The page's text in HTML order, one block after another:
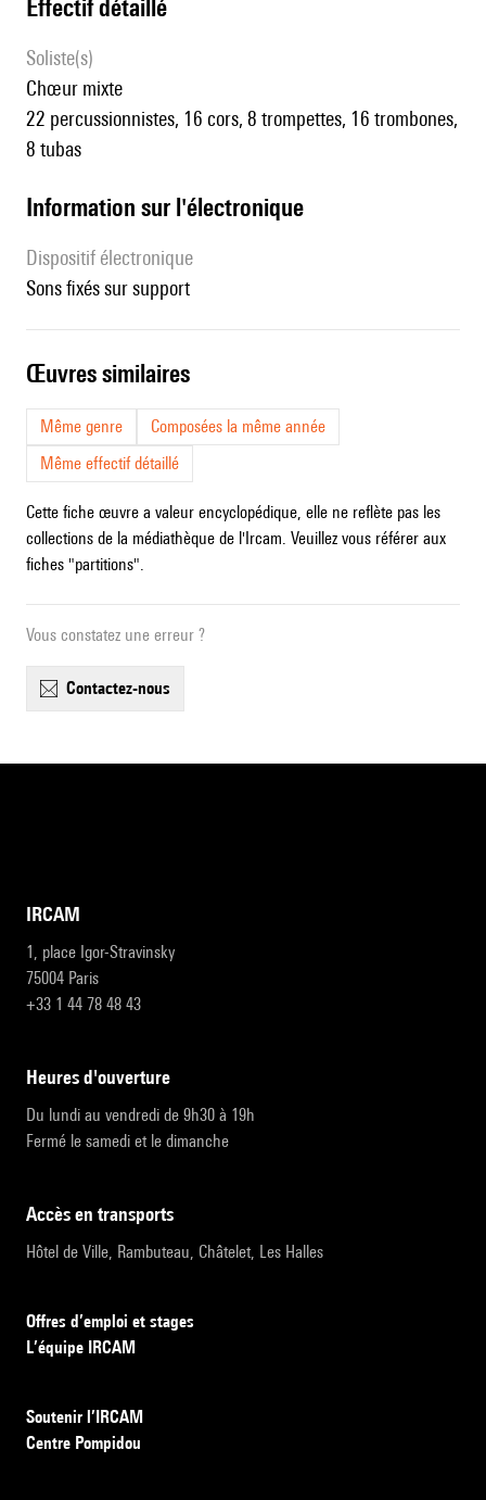
effectif détaillé
Soliste(s)
chœur mixte
22 percussionnistes, 16 cors, 8 trompettes, 16 trombones,
8 tubas
Information sur l'électronique
Dispositif électronique
sons fixés sur support
œuvres similaires
Même genre
Composées la même année
Même effectif détaillé
Cette fiche œuvre a valeur encyclopédique, elle ne reflète pas les
collections de la médiathèque de l'Ircam. Veuillez vous référer aux
fiches "partitions".
Vous constatez une erreur ?
contactez-nous
IRCAM
1, place Igor-Stravinsky
75004 Paris
+33 1 44 78 48 43
heures d'ouverture
Du lundi au vendredi de 9h30 à 19h
Fermé le samedi et le dimanche
accès en transports
Hôtel de Ville, Rambuteau, Châtelet, Les Halles
Offres d’emploi et stages
L’équipe IRCAM
Soutenir l’IRCAM
Centre Pompidou